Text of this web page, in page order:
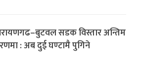
सडक विस्तार अन्तिम
: अब दुई घण्टामै पुगिने